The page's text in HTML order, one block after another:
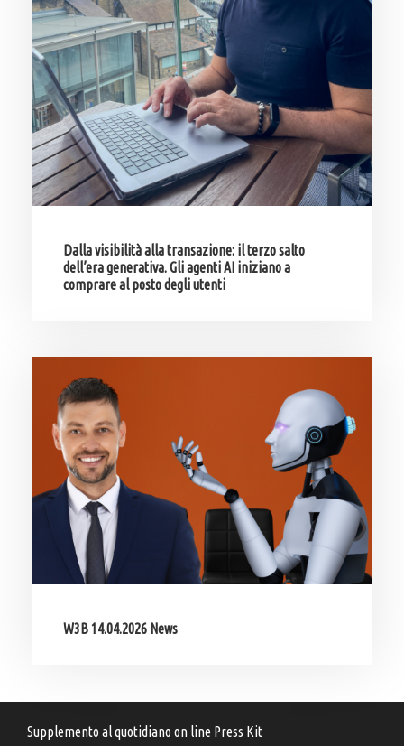
Dalla visibilità alla transazione: il terzo salto
dell’era generativa. Gli agenti AI iniziano a
comprare al posto degli utenti
W3B 14.04.2026 News
Supplemento al quotidiano on line Press Kit